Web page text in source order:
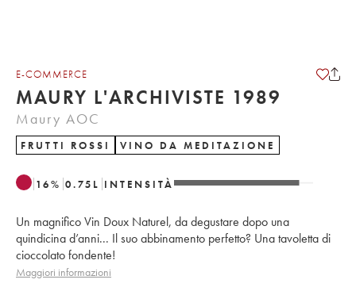
E-COMMERCE
MAURY L'ARCHIVISTE 1989
Maury AOC
FRUTTI ROSSI VINO DA MEDITAZIONE
16% 0.75 L INTENSITÀ
Un magnifico Vin Doux Naturel, da degustare dopo una
quindicina d’anni... Il suo abbinamento perfetto? Una tavoletta di
cioccolato fondente!
Maggiori informazioni